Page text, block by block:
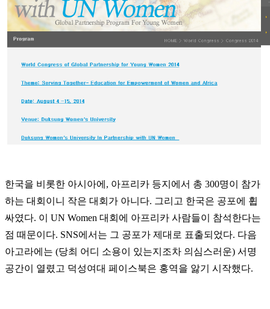
한국을 비롯한 아시아에, 아프리카 등지에서 총 300명이 참가
하는 대회이니 작은 대회가 아니다. 그리고 한국은 공포에 휩
싸였다. 이 UN Women 대회에 아프리카 사람들이 참석한다는
점 때문이다. SNS에서는 그 공포가 제대로 표출되었다. 다음
아고라에는 (당최 어디 소용이 있는지조차 의심스러운) 서명
공간이 열렸고 덕성여대 페이스북은 홍역을 앓기 시작했다.